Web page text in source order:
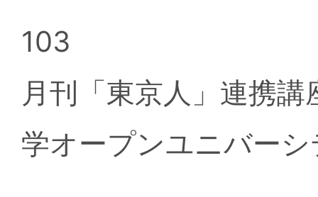
103
月刊「東京人」連携
学オープンユニバー